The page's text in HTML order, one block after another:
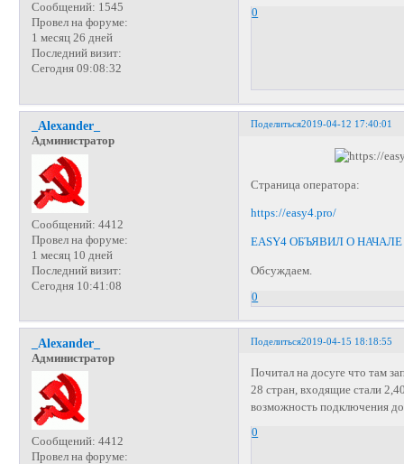
Сообщений: 1545
Провел на форуме:
1 месяц 26 дней
Последний визит:
Сегодня 09:08:32
0
Поделиться2019-04-12 17:40:01
_Alexander_
Администратор
Сообщений: 4412
Провел на форуме:
1 месяц 10 дней
Последний визит:
Сегодня 10:41:08
Страница оператора:
https://easy4.pro/
EASY4 ОБЪЯВИЛ О
Обсуждаем.
0
Поделиться2019-04-15 18:18:55
_Alexander_
Администратор
Сообщений: 4412
Провел на форуме:
Почитал на досуге что там
28 стран, входящие стали
возможность подключения
0